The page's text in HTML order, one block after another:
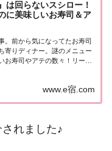
は回らないスシロー！
に美味しいお寿司＆ア
。前から気になってたお寿司
寄りディナー。謎のメニュー
お寿司やアテの数々！リーズ
グ第1位「スシロー」（20...
www.e宿.com
れました♪